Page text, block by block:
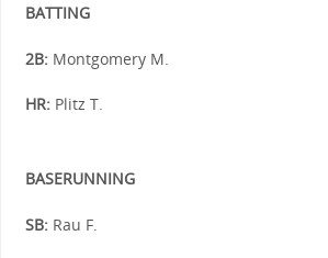
BATTING
2B:Montgomery M.
HR:Plitz T.
BASERUNNING
SB:Rau F.